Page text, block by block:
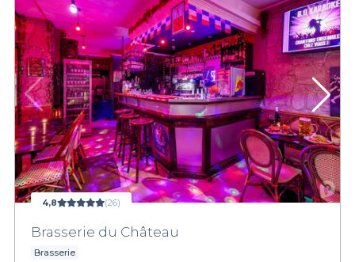
4,8 (26)
Brasserie du Château
Brasserie